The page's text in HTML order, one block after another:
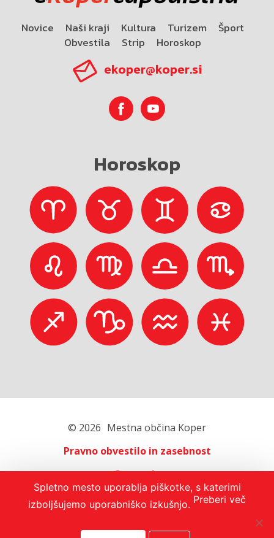
Novice Naši kraji Kultura Turizem
Šport
Obvestila
Strip Horoskop
ekoper@koper.si
Horoskop
© 2026 Mestna občina Koper
Pravno obvestilo in zasebnost
O portalu
Oglaševanje
Spletno mesto uporablja piškotke, s katerimi
izboljšujemo uporabniško izkušnjo. Preberi več